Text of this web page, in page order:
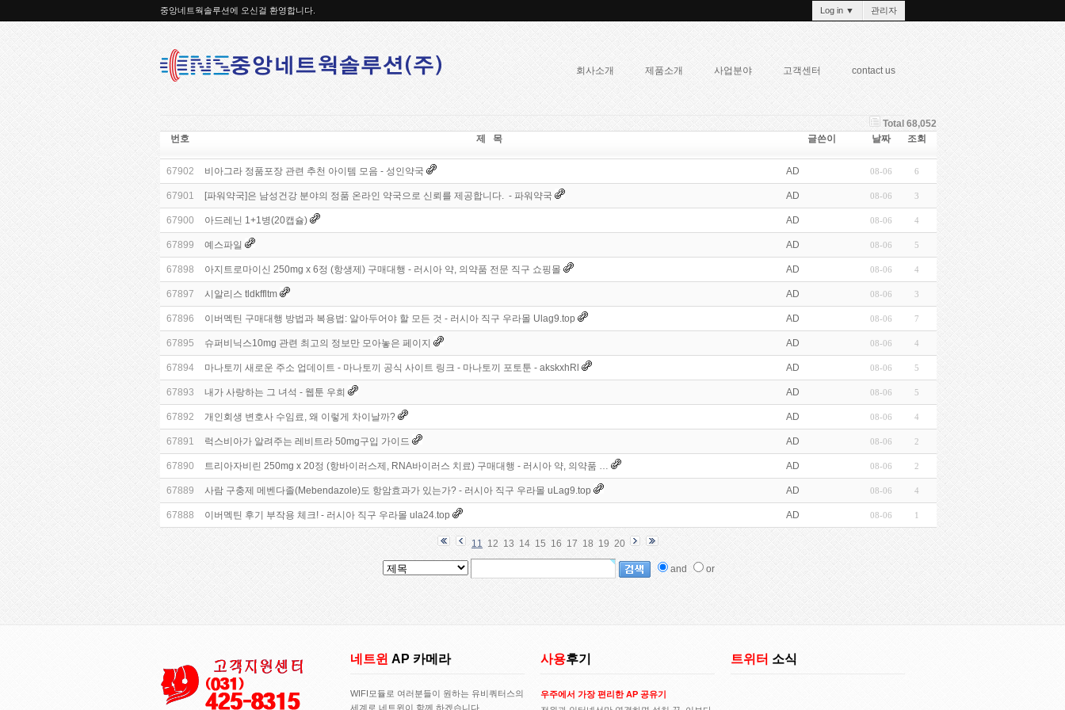
중앙네트웍솔루션에 오신걸 환영합니다. Log in ▼ 관리자
회사소개 제품소개 사업분야 고객센터 contact us
Total 68,052
번호
제 목 글쓴이 날짜 조회
67902 비아그라 정품포장 관련 추천 아이템 모음 - 성인약국 AD 08-06 6
67901 [파워약국]은 남성건강 분야의 정품 온라인 약국으로 신뢰를 제공합니다. - 파워약국 AD 08-06 3
67900 아드레닌 1+1병(20캡슐) AD 08-06 4
67899 예스파일 AD 08-06 5
67898 아지트로마이신 250mg x 6정 (항생제) 구매대행 - 러시아 약, 의약품 전문 직구 쇼핑몰 AD 08-06 4
67897 시알리스 tldkffltm AD 08-06 3
67896 이버멕틴 구매대행 방법과 복용법: 알아두어야 할 모든 것 - 러시아 직구 우라몰 Ulag9.top AD 08-06 7
67895 슈퍼비닉스10mg 관련 최고의 정보만 모아놓은 페이지 AD 08-06 4
67894 마나토끼 새로운 주소 업데이트 - 마나토끼 공식 사이트 링크 - 마나토끼 포토툰 - akskxhRl AD 08-06 5
67893 내가 사랑하는 그 녀석 - 웹툰 우희 AD 08-06 5
67892 개인회생 변호사 수임료, 왜 이렇게 차이날까? AD 08-06 4
67891 럭스비아가 알려주는 레비트라 50mg구입 가이드 AD 08-06 2
67890 트리아자비린 250mg x 20정 (항바이러스제, RNA바이러스 치료) 구매대행 - 러시아 약, 의약품 … AD 08-06 2
67889 사람 구충제 메벤다졸(Mebendazole)도 항암효과가 있는가? - 러시아 직구 우라몰 uLag9.top AD 08-06 4
67888 이버멕틴 후기 부작용 체크! - 러시아 직구 우라몰 ula24.top AD 08-06 1
11 12 13 14 15 16 17 18 19 20
and or
네트윈 AP 카메라
WIFI모듈로 여러분들이 원하는 유비쿼터스의
세계로 네트윈이 함께 하겠습니다..
사용후기
우주에서 가장 편리한 AP 공유기
트위터 소식